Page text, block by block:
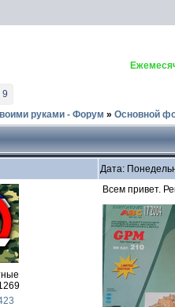
9
руками - Форум » Основной
Дата:
Всем привет.